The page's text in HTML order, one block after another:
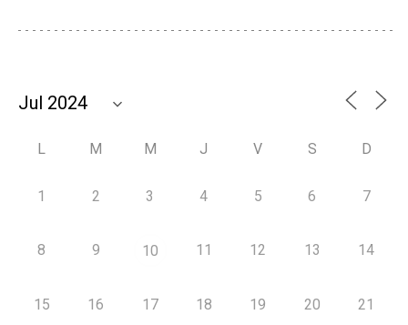
L M M J V S D
1 2 3 4 5 6 7
8 9 10 11 12 13 14
15 16 17 18 19 20 21